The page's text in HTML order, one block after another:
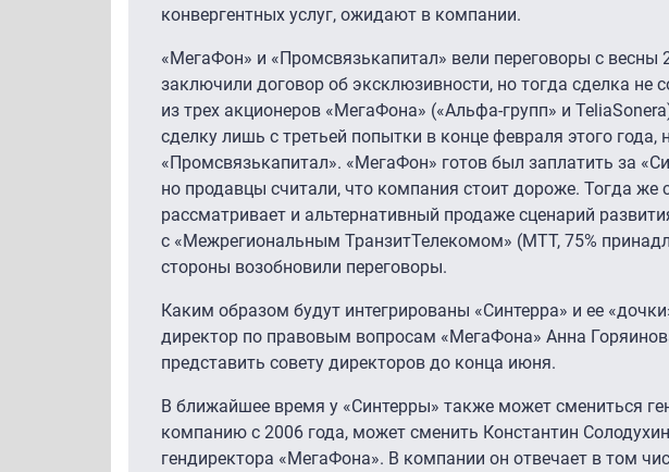
конвергентных услуг, ожидают в компании.
«МегаФон» и «Промсвязькапитал» вели переговоры с
заключили договор об эксклюзивности, но тогда сделка не
из трех акционеров «МегаФона» («Альфа-групп» и
сделку лишь с третьей попытки в конце февраля этого
«Промсвязькапитал». «МегаФон» готов был заплатить за
но продавцы считали, что компания стоит дороже. Тогда же
рассматривает и альтернативный продаже сценарий
с «Межрегиональным ТранзитТелекомом» (МТТ, 75%
стороны возобновили переговоры.
Каким образом будут интегрированы «Синтерра» и ее
директор по правовым вопросам «МегаФона» Анна
представить совету директоров до конца июня.
В ближайшее время у «Синтерры» также может смениться
компанию с 2006 года, может сменить Константин
гендиректора «МегаФона». В компании он отвечает в том